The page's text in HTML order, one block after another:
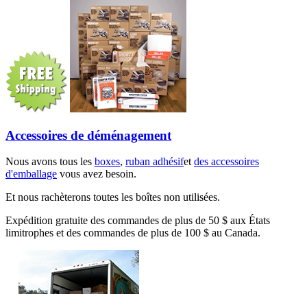
Accessoires de déménagement
Nous avons tous les boxes, ruban adhésifetdes accessoires
d'emballage vous avez besoin.
Et nous rachèterons toutes les boîtes non utilisées.
Expédition gratuite des commandes de plus de 50 $ aux États
limitrophes et des commandes de plus de 100 $ au Canada.